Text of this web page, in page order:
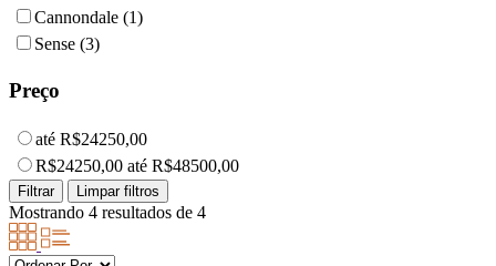
Cannondale (1)
Sense (3)
Preço
até R$24250,00
R$24250,00 até R$48500,00
Mostrando 4 resultados de 4